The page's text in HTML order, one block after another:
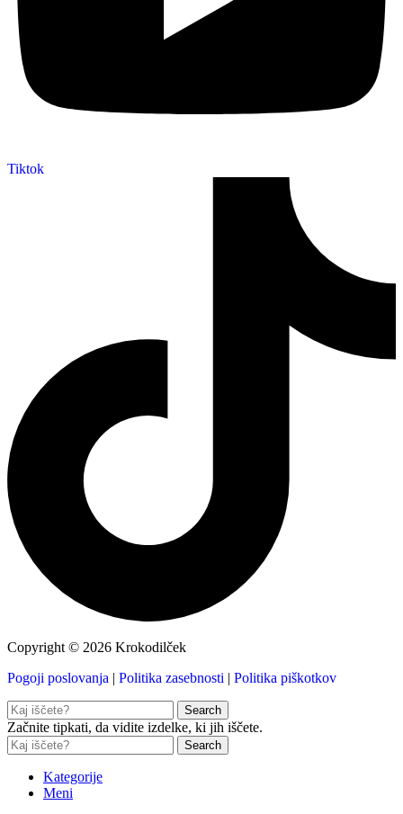
Tiktok
Copyright © 2026 Krokodilček
Pogoji poslovanja | Politika zasebnosti | Politika piškotkov
Search
Začnite tipkati, da vidite izdelke, ki jih iščete.
Search
Kategorije
Meni